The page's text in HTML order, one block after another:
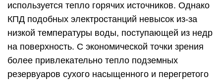
используется тепло горячих источников. Однако
КПД подобных электростанций невысок из-за
низкой температуры воды, поступающей из недр
на поверхность. С экономической точки зрения
более привлекательно тепло подземных
резервуаров сухого насыщенного и перегретого